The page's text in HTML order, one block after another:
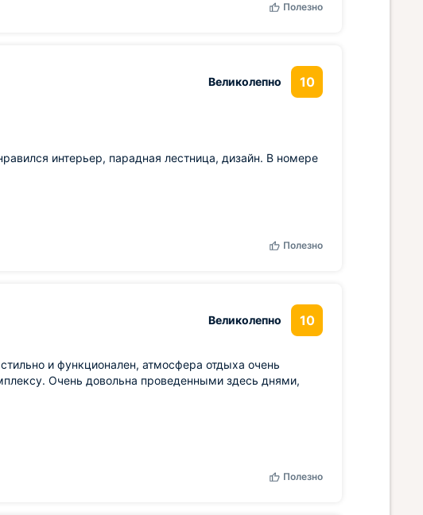
Полезно
Великолепно 10
интерьер, парадная лестница, дизайн. В номере
Полезно
Великолепно 10
и функционален, атмосфера отдыха очень
Очень довольна проведенными здесь днями,
Полезно